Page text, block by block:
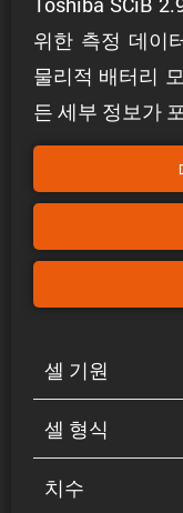
위한 측정 데이
물리적 배터리
든 세부 정보가
셀 기원
셀 형식
치수